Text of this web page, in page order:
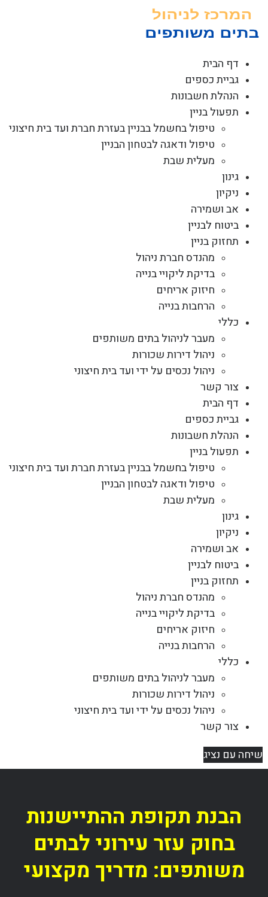
דף הבית
גביית כספים
הנהלת חשבונות
תפעול בניין
טיפול בחשמל בבניין בעזרת חברת ועד בית חיצוני
טיפול ודאגה לבטחון הבניין
מעלית שבת
גינון
ניקיון
אב ושמירה
ביטוח לבניין
תחזוק בניין
מהנדס חברת ניהול
בדיקת ליקויי בנייה
חיזוק אריחים
הרחבות בנייה
כללי
מעבר לניהול בתים משותפים
ניהול דירות שכורות
ניהול נכסים על ידי ועד בית חיצוני
צור קשר
דף הבית
גביית כספים
הנהלת חשבונות
תפעול בניין
טיפול בחשמל בבניין בעזרת חברת ועד בית חיצוני
טיפול ודאגה לבטחון הבניין
מעלית שבת
גינון
ניקיון
אב ושמירה
ביטוח לבניין
תחזוק בניין
מהנדס חברת ניהול
בדיקת ליקויי בנייה
חיזוק אריחים
הרחבות בנייה
כללי
מעבר לניהול בתים משותפים
ניהול דירות שכורות
ניהול נכסים על ידי ועד בית חיצוני
צור קשר
שיחה עם נציג
הבנת תקופת ההתיישנות
בחוק עזר עירוני לבתים
משותפים: מדריך מקצועי